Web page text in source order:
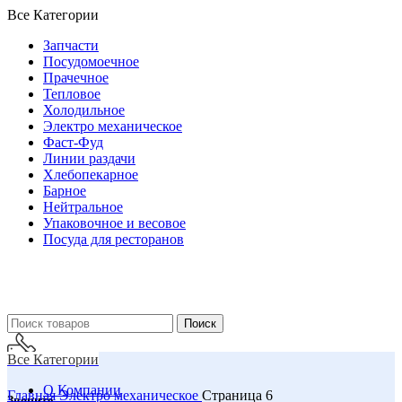
Все Категории
Запчасти
Посудомоечное
Прачечное
Тепловое
Холодильное
Электро механическое
Фаст-Фуд
Линии раздачи
Хлебопекарное
Барное
Нейтральное
Упаковочное и весовое
Посуда для ресторанов
Поиск
Все Категории
О Компании
ГлавнаяЭлектро механическое Страница 6